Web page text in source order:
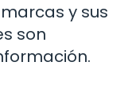
y sus
son